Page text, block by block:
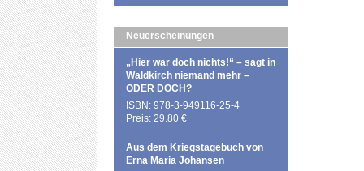
Neuerscheinungen
„Hier war doch nichts!“ – sagt in
Waldkirch niemand mehr –
ODER DOCH?
ISBN: 978-3-949116-25-4
Preis: 29.80 €
Aus dem Kriegstagebuch von
Erna Maria Johansen